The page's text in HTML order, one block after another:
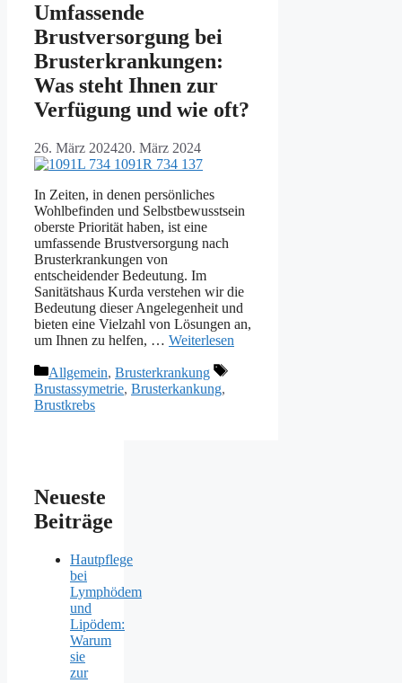
Umfassende
Brustversorgung bei
Brusterkrankungen:
Was steht Ihnen zur
Verfügung und wie oft?
26. März 202420. März 2024
In Zeiten, in denen persönliches
Wohlbefinden und Selbstbewusstsein
oberste Priorität haben, ist eine
umfassende Brustversorgung nach
Brusterkrankungen von
entscheidender Bedeutung. Im
Sanitätshaus Kurda verstehen wir die
Bedeutung dieser Angelegenheit und
bieten eine Vielzahl von Lösungen an,
um Ihnen zu helfen, … Weiterlesen
Kategorien
Allgemein, Brusterkrankung
Schlagwörter
Brustassymetrie, Brusterkankung,
Brustkrebs
Neueste
Beiträge
Hautpflege
bei
Lymphödem
und
Lipödem:
Warum
sie
zur